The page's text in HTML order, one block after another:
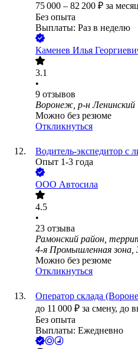
75 000 – 82 200 ₽ за
Без опыта
Выплаты: Раз в неделю
Каменев Илья
3.1
•
9 отзывов
Воронеж, р-н Ленинский
Можно без резюме
Откликнуться
Водитель-экспедитор с
Опыт 1-3 года
ООО Автосила
4.5
•
23 отзыва
Рамонский район,
4-я Промышленная зона,
Можно без резюме
Откликнуться
Оператор склада
до 11 000 ₽ за смену, до
Без опыта
Выплаты: Ежедневно